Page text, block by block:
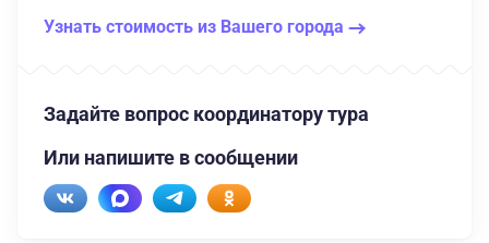
Узнать стоимость из Вашего города
Задайте вопрос координатору тура
Или напишите в сообщении